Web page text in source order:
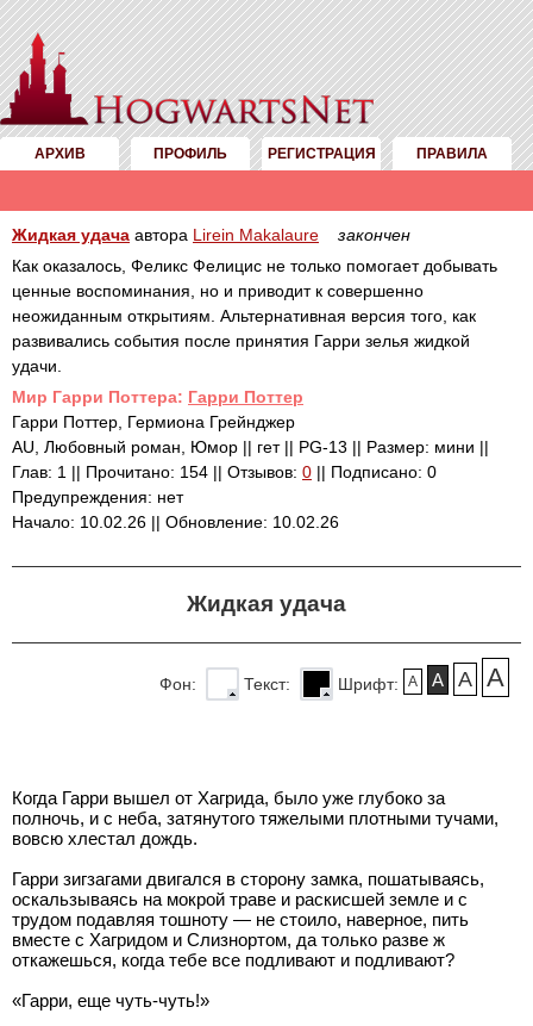
АРХИВ ПРОФИЛЬ РЕГИСТРАЦИЯ ПРАВИЛА
Жидкая удача автора Lirein Makalaure
закончен
Как оказалось, Феликс Фелицис не только помогает добывать
ценные воспоминания, но и приводит к совершенно
неожиданным открытиям. Альтернативная версия того, как
развивались события после принятия Гарри зелья жидкой
удачи.
Mир Гарри Поттера: Гарри Поттер
Гарри Поттер, Гермиона Грейнджер
AU, Любовный роман, Юмор || гет || PG-13 || Размер: мини ||
Глав: 1 || Прочитано: 154 || Отзывов: 0 || Подписано: 0
Предупреждения: нет
Начало: 10.02.26 || Обновление: 10.02.26
Жидкая удача
A A A A
Шрифт:
Текст:
Фон:
Когда Гарри вышел от Хагрида, было уже глубоко за
полночь, и с неба, затянутого тяжелыми плотными тучами,
вовсю хлестал дождь.
Гарри зигзагами двигался в сторону замка, пошатываясь,
оскальзываясь на мокрой траве и раскисшей земле и с
трудом подавляя тошноту — не стоило, наверное, пить
вместе с Хагридом и Слизнортом, да только разве ж
откажешься, когда тебе все подливают и подливают?
«Гарри, еще чуть-чуть!»